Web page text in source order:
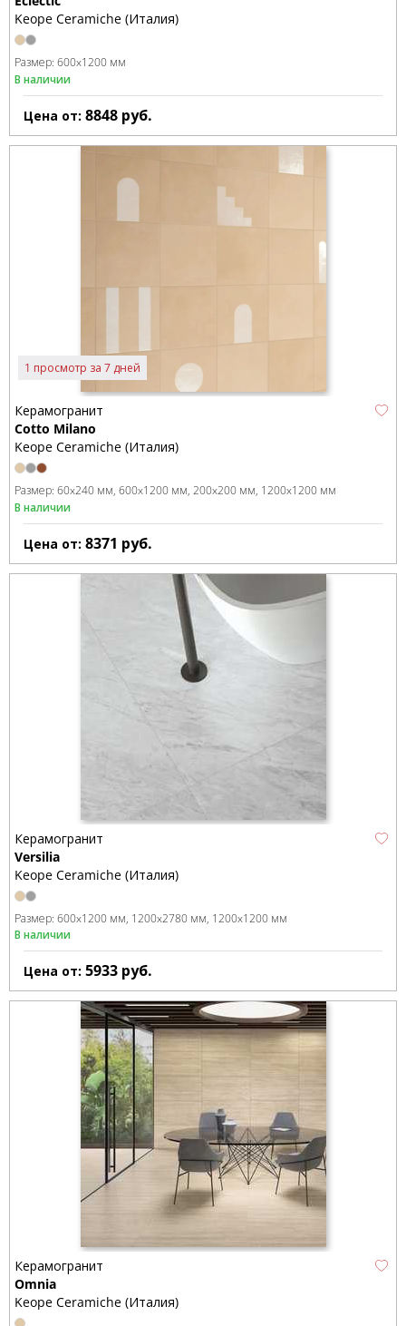
Keope Ceramiche (Италия)
Размер: 600x1200 мм
В наличии
Цена от: 8848 руб.
1 просмотр за 7 дней
Керамогранит
Cotto Milano
Keope Ceramiche (Италия)
Размер: 60x240 мм 600x1200 мм 200x200 мм 1200x1200 мм
В наличии
Цена от: 8371 руб.
Керамогранит
Versilia
Keope Ceramiche (Италия)
Размер: 600x1200 мм 1200x2780 мм 1200x1200 мм
В наличии
Цена от: 5933 руб.
Керамогранит
Omnia
Keope Ceramiche (Италия)